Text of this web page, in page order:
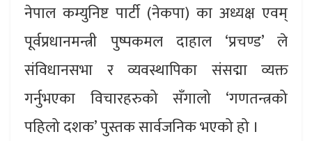
नेपाल कम्युनिष्ट पार्टी (नेकपा) का अध्यक्ष एवम्
पूर्वप्रधानमन्त्री पुष्पकमल दाहाल ‘प्रचण्ड’ ले
संविधानसभा र व्यवस्थापिका संसद्मा व्यक्त
गर्नुभएका विचारहरुको सँगालो ‘गणतन्त्रको
पहिलो दशक’ पुस्तक सार्वजनिक भएको हो ।